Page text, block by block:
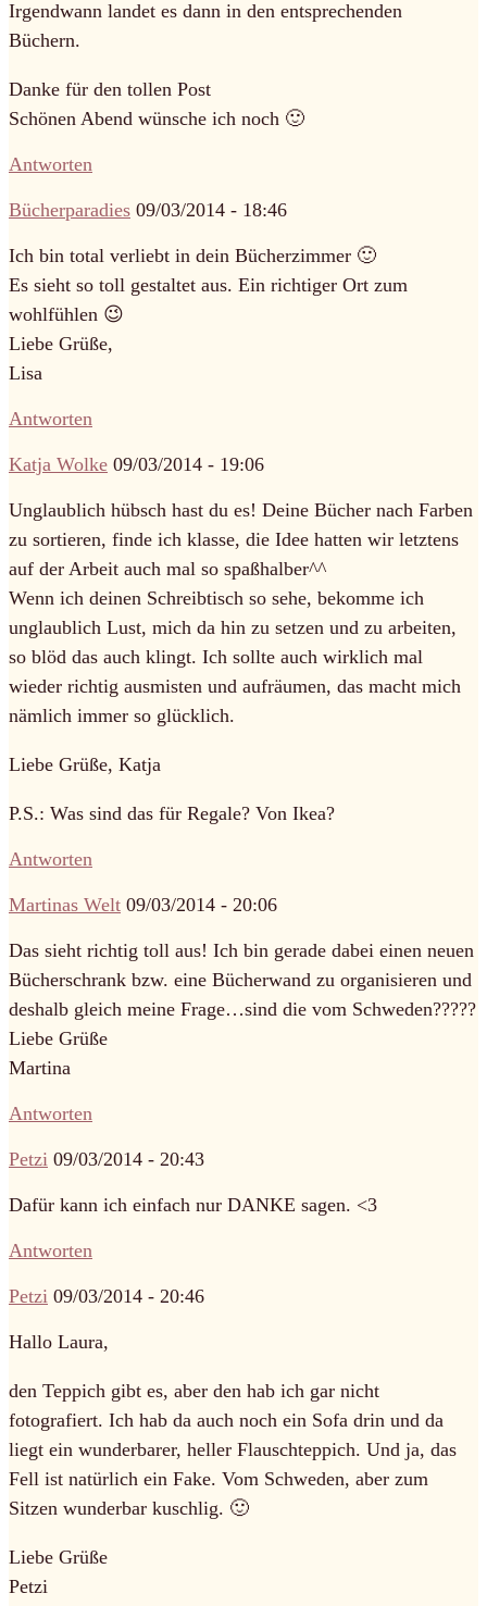
Irgendwann landet es dann in den entsprechenden
Büchern.
Danke für den tollen Post
Schönen Abend wünsche ich noch 🙂
Antworten
Bücherparadies 09/03/2014 - 18:46
Ich bin total verliebt in dein Bücherzimmer 🙂
Es sieht so toll gestaltet aus. Ein richtiger Ort zum
wohlfühlen 😉
Liebe Grüße,
Lisa
Antworten
Katja Wolke 09/03/2014 - 19:06
Unglaublich hübsch hast du es! Deine Bücher nach Farben
zu sortieren, finde ich klasse, die Idee hatten wir letztens
auf der Arbeit auch mal so spaßhalber^^
Wenn ich deinen Schreibtisch so sehe, bekomme ich
unglaublich Lust, mich da hin zu setzen und zu arbeiten,
so blöd das auch klingt. Ich sollte auch wirklich mal
wieder richtig ausmisten und aufräumen, das macht mich
nämlich immer so glücklich.
Liebe Grüße, Katja
P.S.: Was sind das für Regale? Von Ikea?
Antworten
Martinas Welt 09/03/2014 - 20:06
Das sieht richtig toll aus! Ich bin gerade dabei einen neuen
Bücherschrank bzw. eine Bücherwand zu organisieren und
deshalb gleich meine Frage…sind die vom Schweden?????
Liebe Grüße
Martina
Antworten
Petzi 09/03/2014 - 20:43
Dafür kann ich einfach nur DANKE sagen. <3
Antworten
Petzi 09/03/2014 - 20:46
Hallo Laura,
den Teppich gibt es, aber den hab ich gar nicht
fotografiert. Ich hab da auch noch ein Sofa drin und da
liegt ein wunderbarer, heller Flauschteppich. Und ja, das
Fell ist natürlich ein Fake. Vom Schweden, aber zum
Sitzen wunderbar kuschlig. 🙂
Liebe Grüße
Petzi